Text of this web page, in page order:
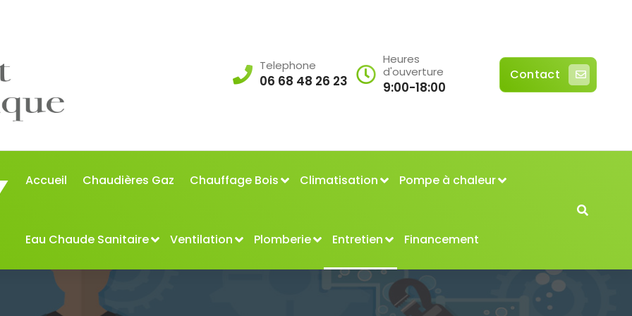
Telephone
06 68 48 26 23
Heures
d'ouverture
9:00-18:00
Contact
Accueil Chaudières Gaz Chauffage Bois Climatisation Pompe à chaleur
Eau Chaude Sanitaire Ventilation Plomberie Entretien Financement